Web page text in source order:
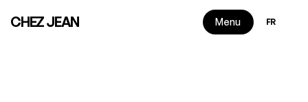
CHEZ JEAN Menu FR